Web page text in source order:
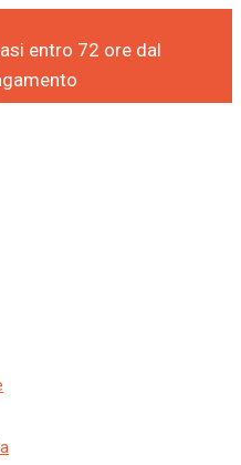
entro 72 ore dal